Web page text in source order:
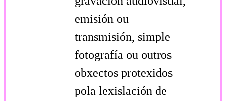
emisión ou
transmisión, simple
fotografía ou outros
obxectos protexidos
pola lexislación de